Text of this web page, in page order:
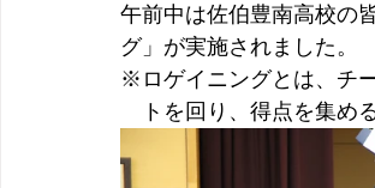
午前中は佐伯豊南高校の
グ」が実施されました。
※ロゲイニングとは、チ
トを回り、得点を集め